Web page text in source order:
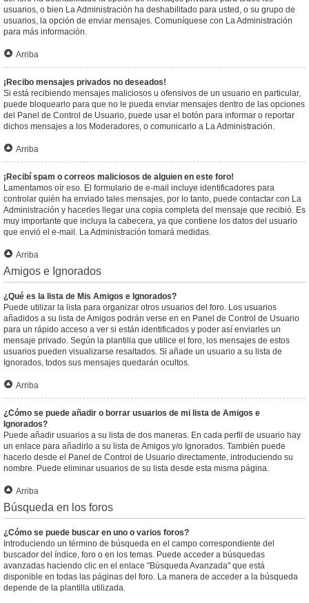
usuarios, o bien La Administración ha deshabilitado para usted, o su grupo de
usuarios, la opción de enviar mensajes. Comuníquese con La Administración
para más información.
Arriba
¡Recibo mensajes privados no deseados!
Si está recibiendo mensajes maliciosos u ofensivos de un usuario en particular,
puede bloquearlo para que no le pueda enviar mensajes dentro de las opciones
del Panel de Control de Usuario, puede usar el botón para informar o reportar
dichos mensajes a los Moderadores, o comunicarlo a La Administración.
Arriba
¡Recibí spam o correos maliciosos de alguien en este foro!
Lamentamos oír eso. El formulario de e-mail incluye identificadores para
controlar quién ha enviado tales mensajes, por lo tanto, puede contactar con La
Administración y hacerles llegar una copia completa del mensaje que recibió. Es
muy importante que incluya la cabecera, ya que contiene los datos del usuario
que envió el e-mail. La Administración tomará medidas.
Arriba
Amigos e Ignorados
¿Qué es la lista de Mis Amigos e Ignorados?
Puede utilizar la lista para organizar otros usuarios del foro. Los usuarios
añadidos a su lista de Amigos podrán verse en en Panel de Control de Usuario
para un rápido acceso a ver si están identificados y poder así enviarles un
mensaje privado. Según la plantilla que utilice el foro, los mensajes de estos
usuarios pueden visualizarse resaltados. Si añade un usuario a su lista de
Ignorados, todos sus mensajes quedarán ocultos.
Arriba
¿Cómo se puede añadir o borrar usuarios de mi lista de Amigos e
Ignorados?
Puede añadir usuarios a su lista de dos maneras. En cada perfil de usuario hay
un enlace para añadirlo a su lista de Amigos y/o Ignorados. También puede
hacerlo desde el Panel de Control de Usuario directamente, introduciendo su
nombre. Puede eliminar usuarios de su lista desde esta misma página.
Arriba
Búsqueda en los foros
¿Cómo se puede buscar en uno o varios foros?
Introduciendo un término de búsqueda en el campo correspondiente del
buscador del índice, foro o en los temas. Puede acceder a búsquedas
avanzadas haciendo clic en el enlace "Búsqueda Avanzada" que está
disponible en todas las páginas del foro. La manera de acceder a la búsqueda
depende de la plantilla utilizada.